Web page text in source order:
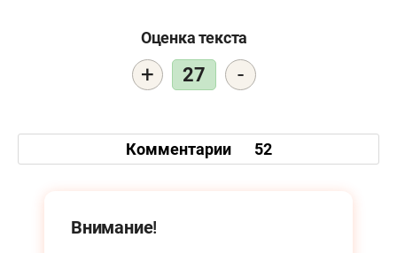
Оценка текста
+ 27 -
Комментарии 52
Внимание!